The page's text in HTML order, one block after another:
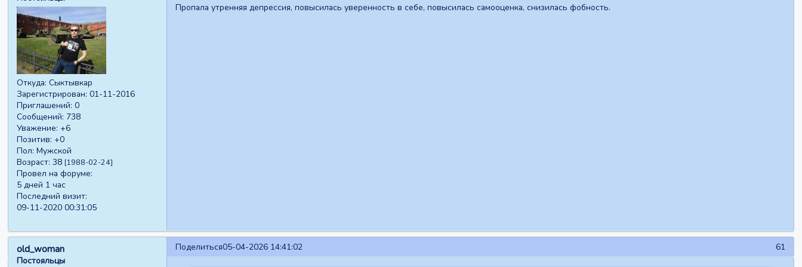
Откуда: Сыктывкар
Зарегистрирован: 01-11-2016
Приглашений: 0
Сообщений: 738
Уважение: +6
Позитив: +0
Пол: Мужской
Возраст: 38 [1988-02-24]
Провел на форуме:
5 дней 1 час
Последний визит:
09-11-2020 00:31:05
Пропала утренняя депрессия, повысилась уверенность в себе, повысилась самооценка, снизилась фобность.
Поделиться 61
05-04-2026 14:41:02
old_woman
Постояльцы